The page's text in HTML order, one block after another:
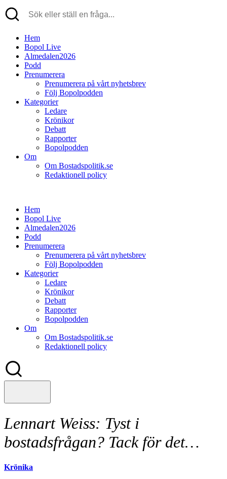
Hem
Bopol Live
Almedalen2026
Podd
Prenumerera
Prenumerera på vårt nyhetsbrev
Följ Bopolpodden
Kategorier
Ledare
Krönikor
Debatt
Rapporter
Bopolpodden
Om
Om Bostadspolitik.se
Redaktionell policy
Hem
Bopol Live
Almedalen2026
Podd
Prenumerera
Prenumerera på vårt nyhetsbrev
Följ Bopolpodden
Kategorier
Ledare
Krönikor
Debatt
Rapporter
Bopolpodden
Om
Om Bostadspolitik.se
Redaktionell policy
Lennart Weiss: Tyst i
bostadsfrågan? Tack för det…
Krönika